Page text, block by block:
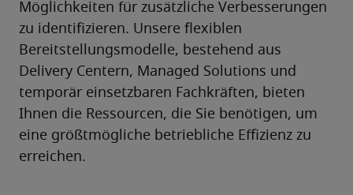
Möglichkeiten für zusätzliche Verbesserungen
zu identifizieren. Unsere flexiblen
Bereitstellungsmodelle, bestehend aus
Delivery Centern, Managed Solutions und
temporär einsetzbaren Fachkräften, bieten
Ihnen die Ressourcen, die Sie benötigen, um
eine größtmögliche betriebliche Effizienz zu
erreichen.